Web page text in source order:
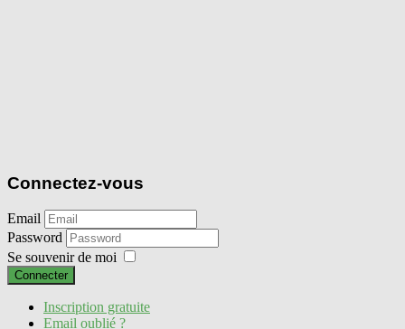
Connectez-vous
Email
Password
Se souvenir de moi
Connecter
Inscription gratuite
Email oublié ?